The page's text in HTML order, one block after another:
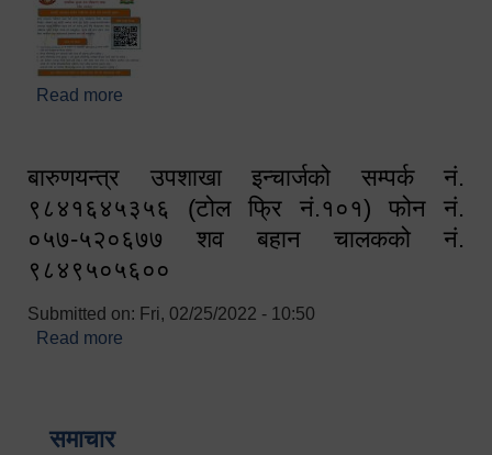
Read more
बारुणयन्त्र उपशाखा इन्चार्जको सम्पर्क नं.
९८४१६४५३५६ (टोल फ्रि नं.१०१) फोन नं.
०५७-५२०६७७ शव बहान चालकको नं.
९८४९५०५६००
Submitted on: Fri, 02/25/2022 - 10:50
Read more
समाचार